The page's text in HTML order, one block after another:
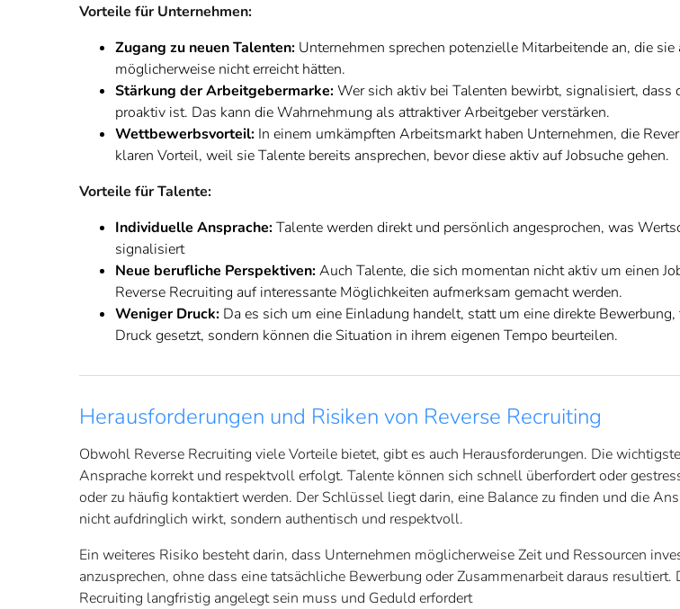
Vorteile für Unternehmen:
Zugang zu neuen Talenten: Unternehmen sprechen potenzielle Mitarbeitende an, die
möglicherweise nicht erreicht hätten.
Stärkung der Arbeitgebermarke:Wer sich aktiv bei Talenten bewirbt, signalisiert, dass
proaktiv ist. Das kann die Wahrnehmung als attraktiver Arbeitgeber verstärken.
Wettbewerbsvorteil: In einem umkämpften Arbeitsmarkt haben Unternehmen, die
klaren Vorteil, weil sie Talente bereits ansprechen, bevor diese aktiv auf Jobsuche gehen.
Vorteile für Talente:
Individuelle Ansprache:Talente werden direkt und persönlich angesprochen, was
signalisiert
Neue berufliche Perspektiven:Auch Talente, die sich momentan nicht aktiv um einen
Reverse Recruiting auf interessante Möglichkeiten aufmerksam gemacht werden.
Weniger Druck: Da es sich um eine Einladung handelt, statt um eine direkte
Druck gesetzt, sondern können die Situation in ihrem eigenen Tempo beurteilen.
Herausforderungen und Risiken von Reverse Recruiting
Obwohl Reverse Recruiting viele Vorteile bietet, gibt es auch Herausforderungen. Die
Ansprache korrekt und respektvoll erfolgt. Talente können sich schnell überfordert oder
oder zu häufig kontaktiert werden. Der Schlüssel liegt darin, eine Balance zu finden und die
nicht aufdringlich wirkt, sondern authentisch und respektvoll.
Ein weiteres Risiko besteht darin, dass Unternehmen möglicherweise Zeit und Ressourcen
anzusprechen, ohne dass eine tatsächliche Bewerbung oder Zusammenarbeit daraus resultiert.
Recruiting langfristig angelegt sein muss und Geduld erfordert